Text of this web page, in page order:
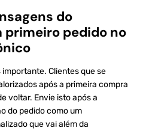
do
primeiro pedido no
importante. Clientes que se
após a primeira compra
voltar. Envie isto após a
do pedido como um
que vai além da